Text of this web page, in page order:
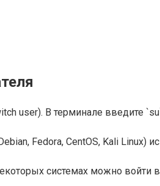
user). В терминале введите
Fedora, CentOS, Kali Linux)
системах можно войти